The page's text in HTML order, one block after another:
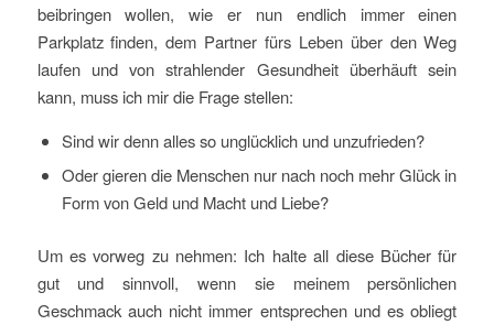
beibringen wollen, wie er nun endlich immer einen
Parkplatz finden, dem Partner fürs Leben über den Weg
laufen und von strahlender Gesundheit überhäuft sein
kann, muss ich mir die Frage stellen:
Sind wir denn alles so unglücklich und unzufrieden?
Oder gieren die Menschen nur nach noch mehr Glück in
Form von Geld und Macht und Liebe?
Um es vorweg zu nehmen: Ich halte all diese Bücher für
gut und sinnvoll, wenn sie meinem persönlichen
Geschmack auch nicht immer entsprechen und es obliegt